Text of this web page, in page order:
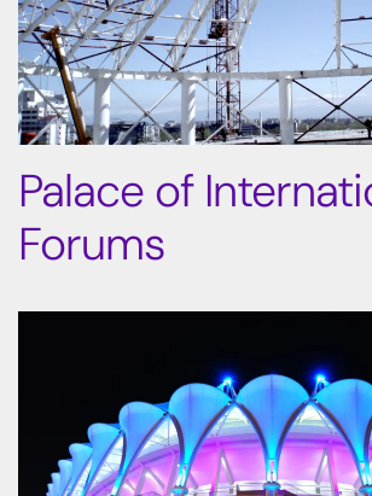
Palace of
Forums